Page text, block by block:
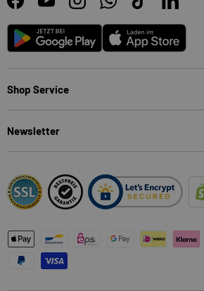
FacebookYouTubeInstagramWhatsAppTikTokLinkedIn
Android App Store
Shop Service
Newsletter
Zahlungsmethoden